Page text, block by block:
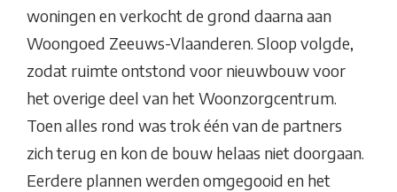
woningen en verkocht de grond daarna aan
Woongoed Zeeuws-Vlaanderen. Sloop volgde,
zodat ruimte ontstond voor nieuwbouw voor
het overige deel van het Woonzorgcentrum.
Toen alles rond was trok één van de partners
zich terug en kon de bouw helaas niet doorgaan.
Eerdere plannen werden omgegooid en het